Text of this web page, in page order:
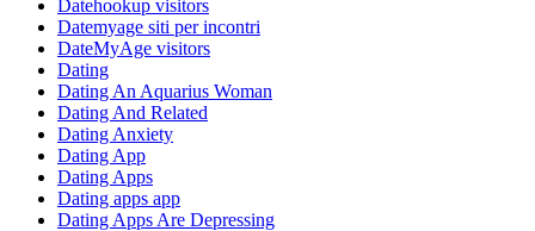
Datehookup visitors
Datemyage siti per incontri
DateMyAge visitors
Dating
Dating An Aquarius Woman
Dating And Related
Dating Anxiety
Dating App
Dating Apps
Dating apps app
Dating Apps Are Depressing